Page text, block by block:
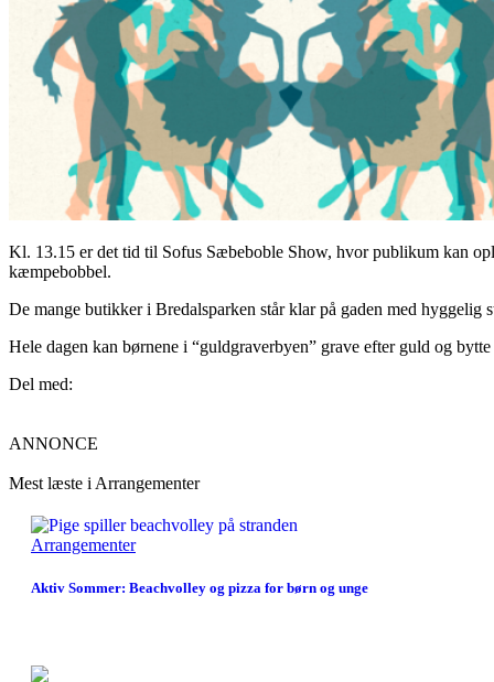
Kl. 13.15 er det tid til Sofus Sæbeboble Show, hvor publikum kan
kæmpebobbel.
De mange butikker i Bredalsparken står klar på gaden med hyggelig
Hele dagen kan børnene i “guldgraverbyen” grave efter guld og
Del med:
ANNONCE
Mest læste i Arrangementer
Arrangementer
Aktiv Sommer: Beachvolley og pizza for børn og unge